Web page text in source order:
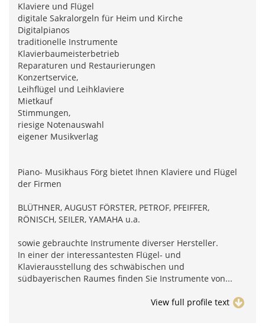
Klaviere und Flügel
digitale Sakralorgeln für Heim und Kirche
Digitalpianos
traditionelle Instrumente
Klavierbaumeisterbetrieb
Reparaturen und Restaurierungen
Konzertservice,
Leihflügel und Leihklaviere
Mietkauf
Stimmungen,
riesige Notenauswahl
eigener Musikverlag
Piano- Musikhaus Förg bietet Ihnen Klaviere und Flügel
der Firmen
BLÜTHNER, AUGUST FÖRSTER, PETROF, PFEIFFER,
RÖNISCH, SEILER, YAMAHA u.a.
sowie gebrauchte Instrumente diverser Hersteller.
In einer der interessantesten Flügel- und
Klavierausstellung des schwäbischen und
südbayerischen Raumes finden Sie Instrumente von...
View full profile text